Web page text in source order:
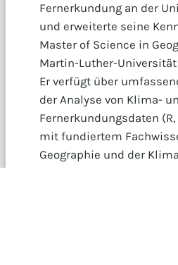
Fernerkundung an der
und erweiterte seine
Master of Science in
Martin-Luther-
Er verfügt über
der Analyse von Klima-
Fernerkundungsdaten
mit fundiertem
Geographie und der